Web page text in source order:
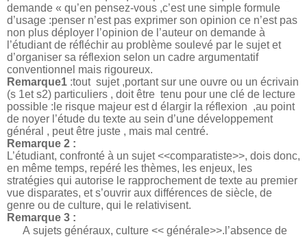
demande « qu’en pensez-vous ,c’est une simple formule
d’usage :penser n’est pas exprimer son opinion ce n’est pas
non plus déployer l’opinion de l’auteur on demande à
l’étudiant de réfléchir au problème soulevé par le sujet et
d’organiser sa réflexion selon un cadre argumentatif
conventionnel mais rigoureux.
Remarque1 :tout sujet ,portant sur une ouvre ou un écrivain
(s 1et s2) particuliers , doit être tenu pour une clé de lecture
possible :le risque majeur est d élargir la réflexion ,au point
de noyer l’étude du texte au sein d’une développement
général , peut être juste , mais mal centré.
Remarque 2 :
L’étudiant, confronté à un sujet <<comparatiste>>, dois donc,
en même temps, repéré les thèmes, les enjeux, les
stratégies qui autorise le rapprochement de texte au premier
vue disparates, et s’ouvrir aux différences de siècle, de
genre ou de culture, qui le relativisent.
Remarque 3 :
A sujets généraux, culture << générale>>.l’absence de